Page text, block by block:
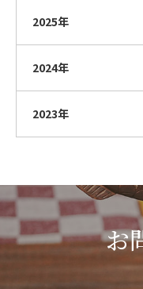
2025年
2024年
2023年
お